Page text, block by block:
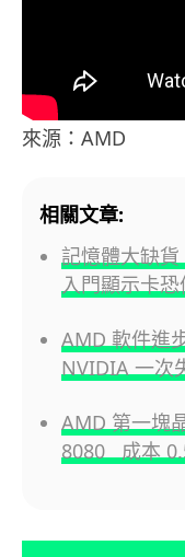
來源：AMD
相關文章:
記憶體大缺
入門顯示卡恐
AMD 軟件進
NVIDIA 一次
AMD 第一塊
8080 成本